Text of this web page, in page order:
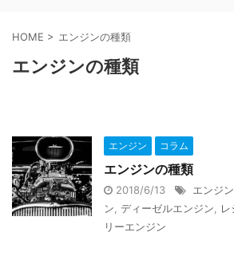
HOME > エンジンの種類
エンジンの種類
エンジン コラム
エンジンの種類
2018/6/13 エンジ
ン ディーゼルエンジン
リーエンジン